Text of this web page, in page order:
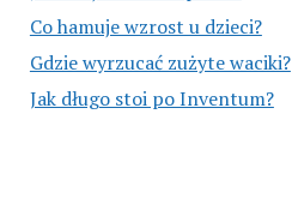
Co hamuje wzrost u dzieci?
Gdzie wyrzucać zużyte waciki?
Jak długo stoi po Inventum?